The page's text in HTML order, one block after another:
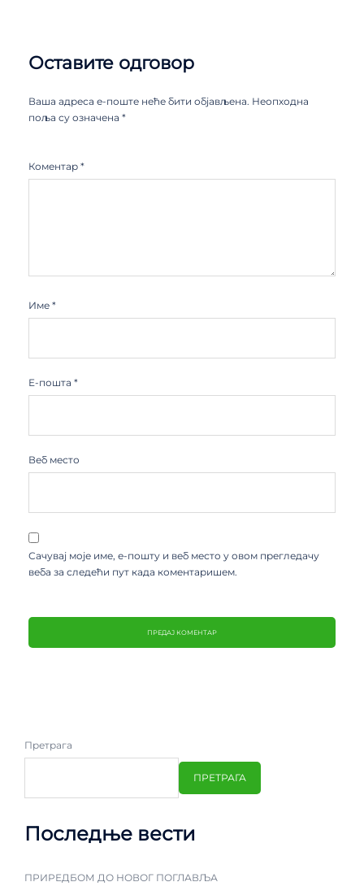
Оставите одговор
Ваша адреса е-поште неће бити објављена. Неопходна
поља су означена *
Коментар *
Име *
Е-пошта *
Веб место
Сачувај моје име, е-пошту и веб место у овом прегледачу
веба за следећи пут када коментаришем.
Претрага
ПРЕТРАГА
Последње вести
ПРИРЕДБОМ ДО НОВОГ ПОГЛАВЉА